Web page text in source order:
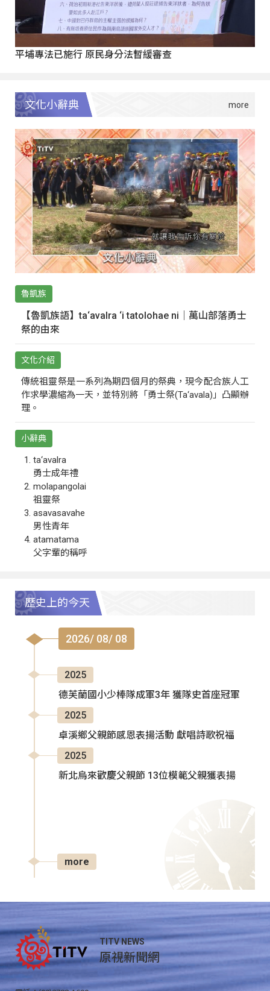
平埔專法已施行 原民身分法暫緩審查
文化小辭典
魯凱族
【魯凱族語】ta‘avalra ‘i tatolohae ni｜萬山部落勇士
祭的由來
文化介紹
傳統祖靈祭是一系列為期四個月的祭典，現今配合族人工
作求學濃縮為一天，並特別將「勇士祭(Ta‘avala)」凸顯辦
理。
小辭典
ta‘avalra
勇士成年禮
molapangolai
祖靈祭
asavasavahe
男性青年
atamatama
父字輩的稱呼
歷史上的今天
2026/ 08/ 08
2025
德芙蘭國小少棒隊成軍3年 獲隊史首座冠軍
2025
卓溪鄉父親節感恩表揚活動 獻唱詩歌祝福
2025
新北烏來歡慶父親節 13位模範父親獲表揚
more
TITV NEWS
原視新聞網